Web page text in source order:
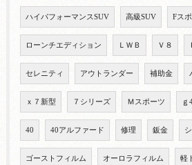
ハイパフォーマンスSUV 高級SUV Fス
ローンチエディション ＬＷＢ Ｖ８
セレニティ アウトランダー 補助金
ｘ７新型 ７シリーズ Ｍスポーツ ｇ
40 40アルファード 修理 鈑金
ゴーストフィルム オーロラフィルム 軽